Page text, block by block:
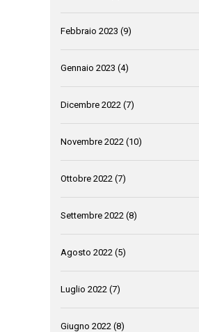
Febbraio 2023 (9)
Gennaio 2023 (4)
Dicembre 2022 (7)
Novembre 2022 (10)
Ottobre 2022 (7)
Settembre 2022 (8)
Agosto 2022 (5)
Luglio 2022 (7)
Giugno 2022 (8)